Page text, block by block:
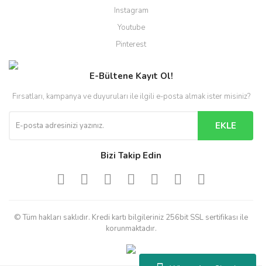
Instagram
Youtube
Pinterest
E-Bültene Kayıt Ol!
Fırsatları, kampanya ve duyuruları ile ilgili e-posta almak ister misiniz?
EKLE
Bizi Takip Edin
© Tüm hakları saklıdır. Kredi kartı bilgileriniz 256bit SSL sertifikası ile
korunmaktadır.